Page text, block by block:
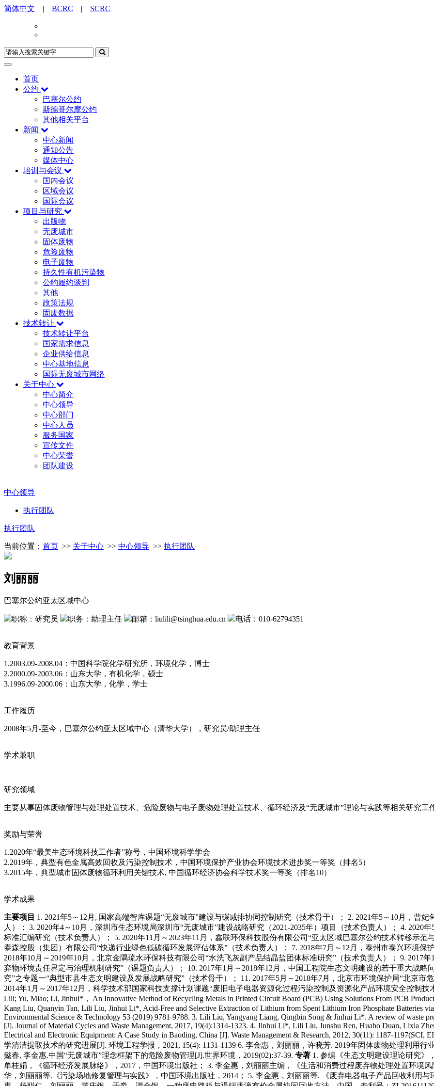
简体中文 | BCRC | SCRC
首页
公约
巴塞尔公约
斯德哥尔摩公约
其他相关平台
新闻
中心新闻
通知公告
媒体中心
培训与会议
国内会议
区域会议
国际会议
项目与研究
出版物
无废城市
固体废物
危险废物
电子废物
持久性有机污染物
公约履约谈判
其他
政策法规
固废数据
技术转让
技术转让平台
国家需求信息
企业供给信息
中心基地信息
国际无废城市网络
关于中心
中心简介
中心领导
中心部门
中心人员
服务国家
宣传文件
中心荣誉
团队建设
中心领导
执行团队
执行团队
当前位置： 首页 >> 关于中心 >> 中心领导 >> 执行团队
刘丽丽
巴塞尔公约亚太区域中心
职称：研究员 职务：助理主任 邮箱：liulili@tsinghua.edu.cn 电话：010-62794351
教育背景
1.2003.09-2008.04：中国科学院化学研究所，环境化学，博士
2.2000.09-2003.06：山东大学，有机化学，硕士
3.1996.09-2000.06：山东大学，化学，学士
工作履历
2008年5月-至今，巴塞尔公约亚太区域中心（清华大学），研究员/助理主任
学术兼职
研究领域
主要从事固体废物管理与处理处置技术、危险废物与电子废物处理处置技术、循环经济及“无废城市”理论与实践等相关研究工
奖励与荣誉
1.2020年“最美生态环境科技工作者”称号，中国环境科学学会
2.2019年，典型有色金属高效回收及污染控制技术，中国环境保护产业协会环境技术进步奖一等奖（排名5）
3.2015年，典型城市固体废物循环利用关键技术, 中国循环经济协会科学技术奖一等奖（排名10）
学术成果
主要项目 1. 2021年5～12月, 国家高端智库课题“无废城市”建设与碳减排协同控制研究（技术骨干）；
2. 2021年5～10月，曹
人）；
3. 2020年4～10月，深圳市生态环境局深圳市“无废城市”建设战略研究（2021-2035年）项目（技术负责人）；
4. 2020
标准汇编研究（技术负责人）；
5. 2020年11月～2023年11月，鑫联环保科技股份有限公司“亚太区域巴塞尔公约技术转移示范
泰森控股（集团）有限公司“快递行业绿色低碳循环发展评估体系”（技术负责人）；
7. 2018年7月～12月，泰州市泰兴环境保
2018年10月～2019年10月，北京金隅琉水环保科技有限公司“水洗飞灰副产品结晶盐团体标准研究”（技术负责人）；
9. 2017
弃物环境责任界定与治理机制研究”（课题负责人）；
10. 2017年1月～2018年12月，中国工程院生态文明建设的若干重大战
究”之专题一“典型市县生态文明建设及发展战略研究”（技术骨干）；
11. 2017年5月～2018年7月，北京市环境保护局“北京
2014年1月～2017年12月，科学技术部国家科技支撑计划课题“废旧电子电器资源化过程污染控制及资源化产品环境安全控制
Lili; Yu, Miao; Li, Jinhui*， An Innovative Method of Recycling Metals in Printed Circuit Board (PCB) Using Solutions From PCB
Kang Liu, Quanyin Tan, Lili Liu, Jinhui Li*, Acid-Free and Selective Extraction of Lithium from Spent Lithium Iron Phosphate Batteries
Environmental Science & Technology 53 (2019) 9781-9788. 3. Lili Liu, Yangyang Liang, Qingbin Song & Jinhui Li*. A review of waste
[J]. Journal of Material Cycles and Waste Management, 2017, 19(4):1314-1323. 4. Jinhui Li*, Lili Liu, Junshu Ren, Huabo Duan, Lixia
Electrical and Electronic Equipment: A Case Study in Baoding, China [J]. Waste Management & Research, 2012, 30(11): 1187-1197(SCI,
学清洁提取技术的研究进展[J]. 环境工程学报，2021, 15(4): 1131-1139 6. 李金惠，刘丽丽，许晓芳. 2019年固体废物处理利用行
懿春, 李金惠.中国“无废城市”理念框架下的危险废物管理[J].世界环境，2019(02):37-39. 专著 1. 参编《生态文明建设理论研究》
单桂娟，《循环经济发展脉络》，2017，中国环境出版社；
3. 李金惠，刘丽丽主编，《生活和消费过程废弃物处理处置环境
华，刘丽丽等.《污染场地修复管理与实践》，中国环境出版社，2014；
5. 李金惠，刘丽丽等. 《废弃电器电子产品回收利用